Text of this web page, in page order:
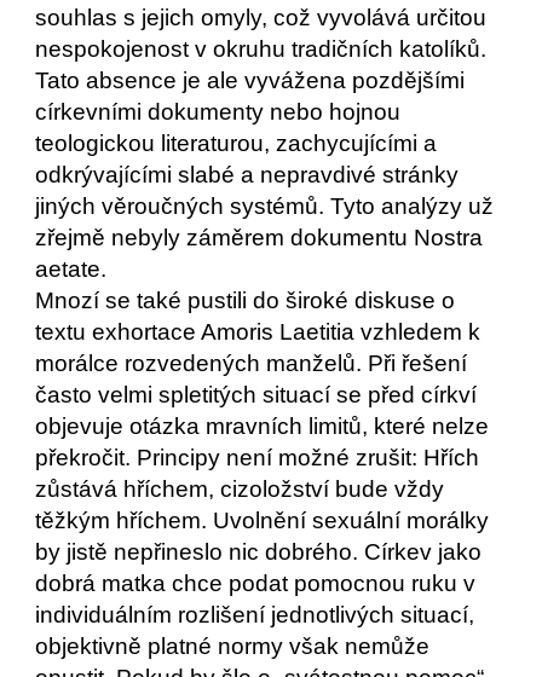
souhlas s jejich omyly, což vyvolává určitou
nespokojenost v okruhu tradičních katolíků.
Tato absence je ale vyvážena pozdějšími
církevními dokumenty nebo hojnou
teologickou literaturou, zachycujícími a
odkrývajícími slabé a nepravdivé stránky
jiných věroučných systémů. Tyto analýzy už
zřejmě nebyly záměrem dokumentu Nostra
aetate.
Mnozí se také pustili do široké diskuse o
textu exhortace Amoris Laetitia vzhledem k
morálce rozvedených manželů. Při řešení
často velmi spletitých situací se před církví
objevuje otázka mravních limitů, které nelze
překročit. Principy není možné zrušit: Hřích
zůstává hříchem, cizoložství bude vždy
těžkým hříchem. Uvolnění sexuální morálky
by jistě nepřineslo nic dobrého. Církev jako
dobrá matka chce podat pomocnou ruku v
individuálním rozlišení jednotlivých situací,
objektivně platné normy však nemůže